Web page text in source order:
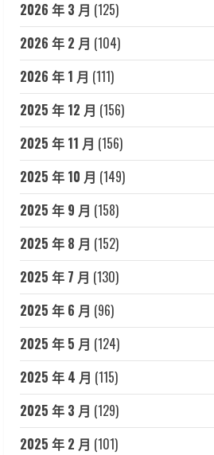
2026 年 3 月 (125)
2026 年 2 月 (104)
2026 年 1 月 (111)
2025 年 12 月 (156)
2025 年 11 月 (156)
2025 年 10 月 (149)
2025 年 9 月 (158)
2025 年 8 月 (152)
2025 年 7 月 (130)
2025 年 6 月 (96)
2025 年 5 月 (124)
2025 年 4 月 (115)
2025 年 3 月 (129)
2025 年 2 月 (101)